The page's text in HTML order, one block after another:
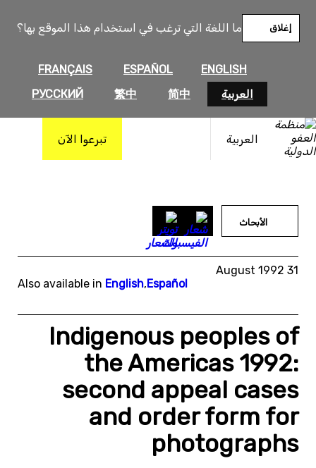
ما اللغة التي ترغب في استخدام هذا الموقع بها؟
ENGLISH
ESPAÑOL
FRANÇAIS
العربية
简中
繁中
РУССКИЙ
إغلاق
العربية تبرعوا الآن
المحتوى
الأبحاث
31 August 1992
Also available in English,Español
Indigenous peoples of
the Americas 1992:
second appeal cases
and order form for
photographs